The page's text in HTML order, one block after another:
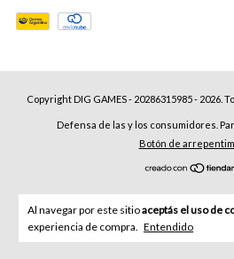
Al navegar por este sitioaceptás el uso de
experiencia de compra. Entendido
Copyright DIG GAMES - 20286315985 - 2026.
Defensa de las y los consumidores.
Botón de